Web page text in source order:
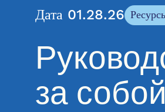
Дата 01.28.26
за